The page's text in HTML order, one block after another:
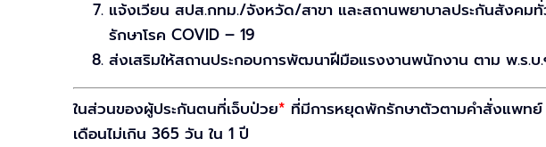
แจ้งเวียน สปส.กทม./จังหวัด/สาขา และสถานพยาบาลประกันสังคม
รักษาโรค COVID – 19
ส่งเสริมให้สถานประกอบการพัฒนาฝีมือแรงงานพนักงาน ตาม พ.ร.
ในส่วนของผู้ประกันตนที่เจ็บป่วย* ที่มีการหยุดพักรักษาตัวตามคำสั่งแพทย์
เดือนไม่เกิน 365 วัน ใน 1 ปี